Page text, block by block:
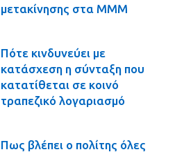
μετακίνησης στα ΜΜΜ
Πότε κινδυνεύει με
κατάσχεση η σύνταξη που
κατατίθεται σε κοινό
τραπεζικό λογαριασμό
Πως βλέπει ο πολίτης όλες